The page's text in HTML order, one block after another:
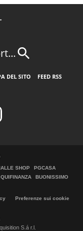
DEL SITO
FEED RSS
SHOP
PGCASA
QUIFINANZA
BUONISSIMO
Preferenze sui cookie
S.á r.l.